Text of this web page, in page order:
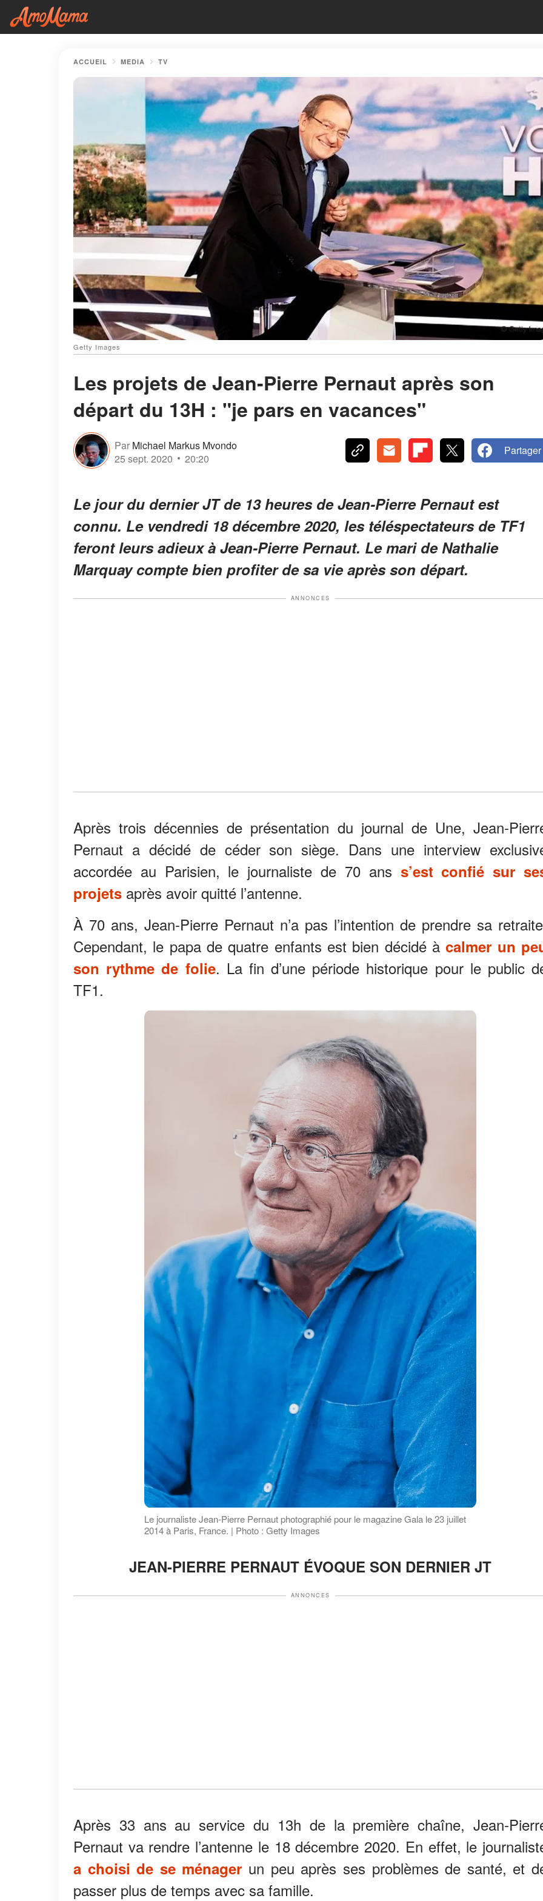
ACCUEIL MEDIA TV
Getty Images
Les projets de Jean-Pierre Pernaut après son
départ du 13H : "je pars en vacances"
Par Michael Markus Mvondo
25 sept. 2020
20:20
Partager
Le jour du dernier JT de 13 heures de Jean-Pierre Pernaut est
connu. Le vendredi 18 décembre 2020, les téléspectateurs de TF1
feront leurs adieux à Jean-Pierre Pernaut. Le mari de Nathalie
Marquay compte bien profiter de sa vie après son départ.
ANNONCES
Après trois décennies de présentation du journal de Une, Jean-
Pernaut a décidé de céder son siège. Dans une interview
accordée au Parisien, le journaliste de 70 ans s’est confié sur
projets après avoir quitté l’antenne.
À 70 ans, Jean-Pierre Pernaut n’a pas l’intention de prendre sa
Cependant, le papa de quatre enfants est bien décidé àcalmer un
son rythme de folie. La fin d’une période historique pour le public
TF1.
Le journaliste Jean-Pierre Pernaut photographié pour le magazine Gala le 23 juillet
2014 à Paris, France. | Photo : Getty Images
JEAN-PIERRE PERNAUT ÉVOQUE SON DERNIER JT
ANNONCES
Après 33 ans au service du 13h de la première chaîne, Jean-
Pernaut va rendre l’antenne le 18 décembre 2020. En effet, le
a choisi de se ménager un peu après ses problèmes de santé, et
passer plus de temps avec sa famille.